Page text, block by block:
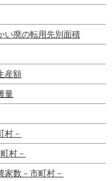
い廃の転用先別面積
産額
量
村－
村－
家数－市町村－